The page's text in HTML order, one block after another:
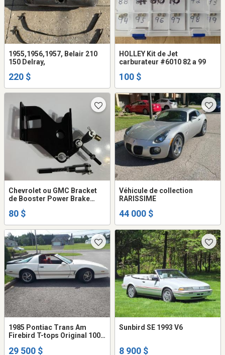
1955,1956,1957, Belair 210
150 Delray,
220 $
HOLLEY Kit de Jet
carburateur #6010 82 a 99
100 $
Chevrolet ou GMC Bracket
de Booster Power Brake
80 $
Véhicule de collection
RARISSIME
44 000 $
1985 Pontiac Trans Am
Firebird T-tops Original 100%
29 500 $
Sunbird SE 1993 V6
8 900 $